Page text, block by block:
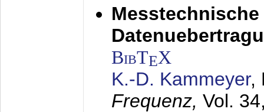
BibTEX
K.-D. Kammeyer,
Frequenz, Vol.